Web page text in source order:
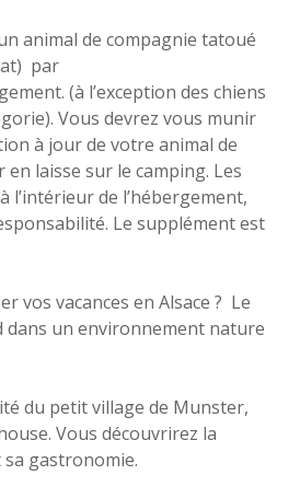
animal de compagnie tatoué
par
(à l’exception des chiens
Vous devrez vous munir
à jour de votre animal de
laisse sur le camping. Les
l’intérieur de l’hébergement,
Le supplément est
vos vacances en Alsace ? Le
dans un environnement nature
du petit village de Munster,
Vous découvrirez la
gastronomie.